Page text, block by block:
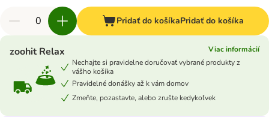
Pridať do košíkaPridať do košíka
zoohit Relax
Viac informácií
Nechajte si pravidelne doručovať vybrané produkty z
vášho košíka
Pravidelné donášky až k vám domov
Zmeňte, pozastavte, alebo zrušte kedykoľvek